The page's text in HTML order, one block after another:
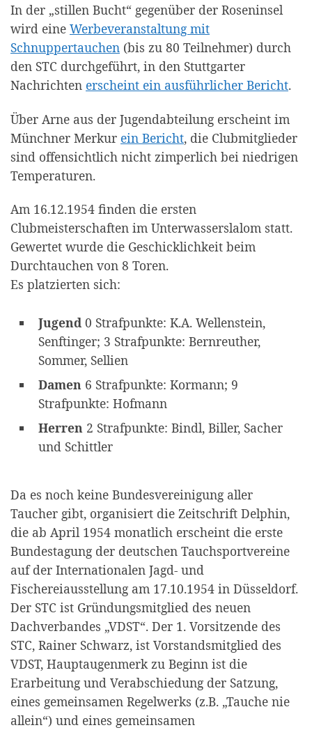
In der „stillen Bucht“ gegenüber der Roseninsel
wird eine Werbeveranstaltung mit
Schnuppertauchen (bis zu 80 Teilnehmer) durch
den STC durchgeführt, in den Stuttgarter
Nachrichten erscheint ein ausführlicher Bericht.
Über Arne aus der Jugendabteilung erscheint im
Münchner Merkur ein Bericht, die Clubmitglieder
sind offensichtlich nicht zimperlich bei niedrigen
Temperaturen.
Am 16.12.1954 finden die ersten
Clubmeisterschaften im Unterwasserslalom statt.
Gewertet wurde die Geschicklichkeit beim
Durchtauchen von 8 Toren.
Es platzierten sich:
Jugend 0 Strafpunkte: K.A. Wellenstein,
Senftinger; 3 Strafpunkte: Bernreuther,
Sommer, Sellien
Damen 6 Strafpunkte: Kormann; 9
Strafpunkte: Hofmann
Herren 2 Strafpunkte: Bindl, Biller, Sacher
und Schittler
Da es noch keine Bundesvereinigung aller
Taucher gibt, organisiert die Zeitschrift Delphin,
die ab April 1954 monatlich erscheint die erste
Bundestagung der deutschen Tauchsportvereine
auf der Internationalen Jagd- und
Fischereiausstellung am 17.10.1954 in Düsseldorf.
Der STC ist Gründungsmitglied des neuen
Dachverbandes „VDST“. Der 1. Vorsitzende des
STC, Rainer Schwarz, ist Vorstandsmitglied des
VDST, Hauptaugenmerk zu Beginn ist die
Erarbeitung und Verabschiedung der Satzung,
eines gemeinsamen Regelwerks (z.B. „Tauche nie
allein“) und eines gemeinsamen